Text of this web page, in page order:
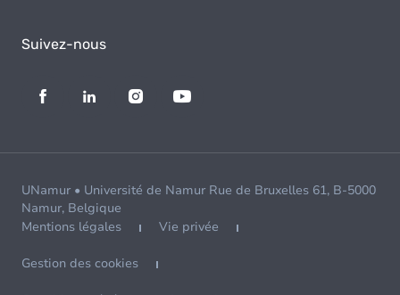
Suivez-nous
UNamur • Université de Namur Rue de Bruxelles 61, B-5000
Namur, Belgique
Mentions légales
Vie privée
Gestion des cookies